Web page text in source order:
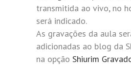
transmitida ao vivo, no
será indicado.
As gravações da aula
adicionadas ao blog da
na opção Shiurim